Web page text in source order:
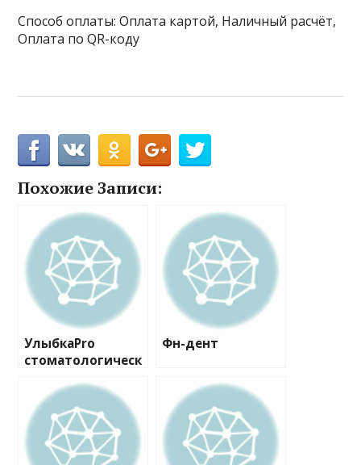
Способ оплаты: Оплата картой, Наличный расчёт,
Оплата по QR-коду
Похожие Записи:
УлыбкаPro
стоматологическ
Фн-дент